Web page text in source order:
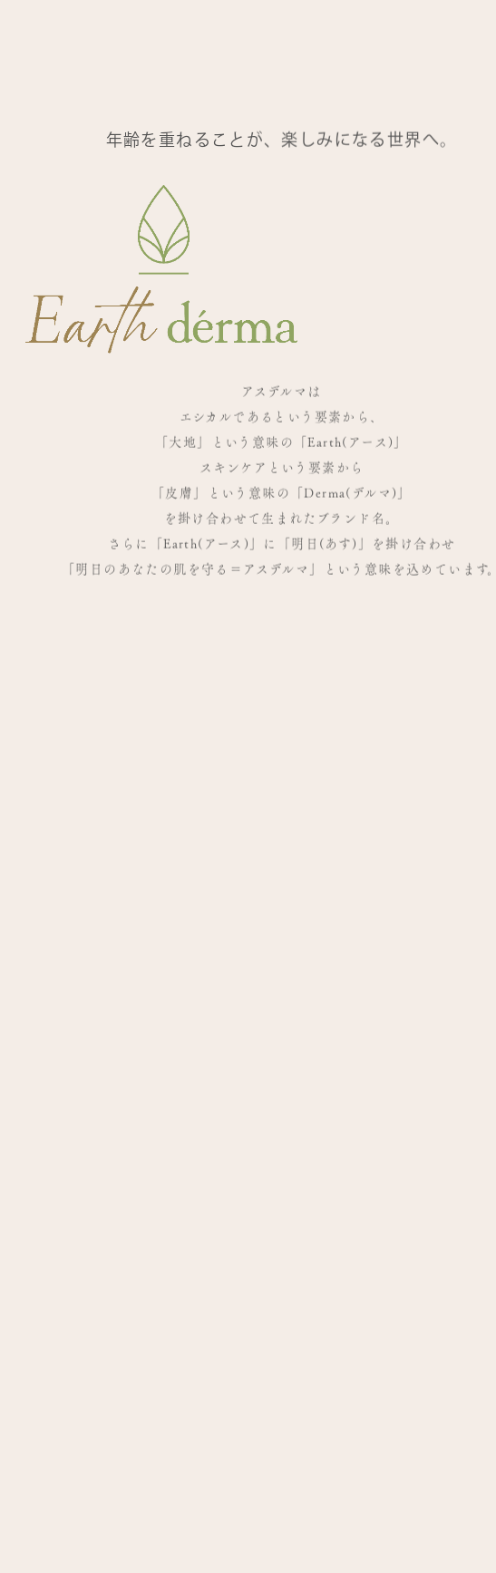
年齢を重ねることが、楽しみになる世界へ。
アスデルマは
エシカルであるという要素から、
「大地」という意味の「Earth(アース)」
スキンケアという要素から
「皮膚」という意味の「Derma(デルマ)」
を掛け合わせて生まれたブランド名。
さらに「Earth(アース)」に「明日(あす)」を掛け合わせ
「明日のあなたの肌を守る＝アスデルマ」という意味を込めています。